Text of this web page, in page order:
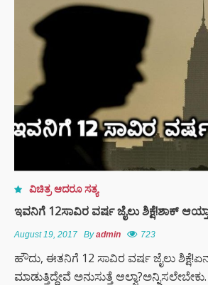
ವಿಚಿತ್ರ ಆದರೂ ಸತ್ಯ
ಇವನಿಗೆ 12ಸಾವಿರ ವರ್ಷ ಜೈಲು ಶಿಕ್ಷೆ!ಶಾಕ್
August 19, 2017 Byadmin 723
ಹೌದು, ಈತನಿಗೆ 12 ಸಾವಿರ ವರ್ಷ ಜೈಲು
ಮಾಡುತ್ತಿದ್ದೇವೆ ಅನುಸುತ್ತೆ